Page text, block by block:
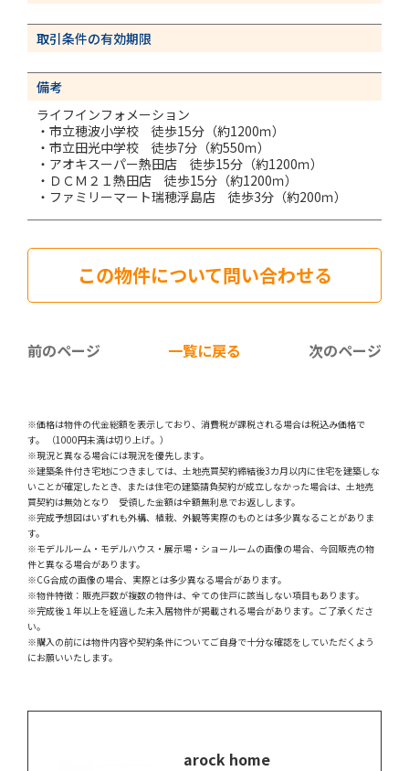
取引条件の有効期限
備考
ライフインフォメーション
・市立穂波小学校 徒歩15分（約1200ｍ）
・市立田光中学校 徒歩7分（約550ｍ）
・アオキスーパー熱田店 徒歩15分（約1200ｍ）
・ＤＣＭ２１熱田店 徒歩15分（約1200ｍ）
・ファミリーマート瑞穂浮島店 徒歩3分（約200ｍ）
この物件について問い合わせる
次のページ
前のページ 一覧に戻る
※価格は物件の代金総額を表示しており、消費税が課税される場合は税込み価格で
す。 （1000円未満は切り上げ。）
※現況と異なる場合には現況を優先します。
※建築条件付き宅地につきましては、土地売買契約締結後3カ月以内に住宅を建築しな
いことが確定したとき、または住宅の建築請負契約が成立しなかった場合は、土地売
買契約は無効となり 受領した金額は全額無利息でお返しします。
※完成予想図はいずれも外構、植栽、外観等実際のものとは多少異なることがありま
す。
※モデルルーム・モデルハウス・展示場・ショールームの画像の場合、今回販売の物
件と異なる場合があります。
※CG合成の画像の場合、実際とは多少異なる場合があります。
※物件特徴：販売戸数が複数の物件は、全ての住戸に該当しない項目もあります。
※完成後１年以上を経過した未入居物件が掲載される場合があります。ご了承くださ
い。
※購入の前には物件内容や契約条件についてご自身で十分な確認をしていただくよう
にお願いいたします。
arock home